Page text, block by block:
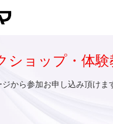
ショップ・体験
ジから参加お申し込み頂けま